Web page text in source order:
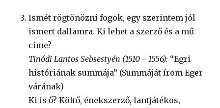
Ismét rögtönözni fogok, egy szerintem jól
ismert dallamra. Ki lehet a szerző és a mű
címe?
Tinódi Lantos Sebsestyén (1510 - 1556): “Egri
históriának summája” (Summáját írom Eger
várának)
Ki is ő? Költő, énekszerző, lantjátékos,